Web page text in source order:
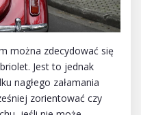
można zdecydować się
Jest to jednak
nagłego załamania
zorientować czy